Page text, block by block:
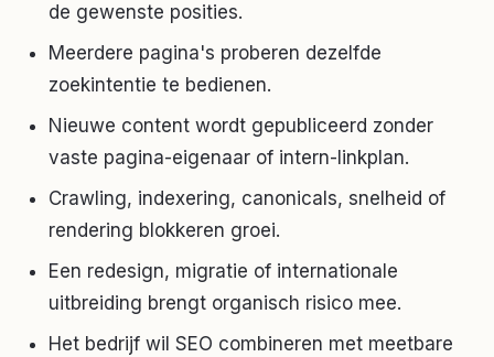
de gewenste posities.
Meerdere pagina's proberen dezelfde
zoekintentie te bedienen.
Nieuwe content wordt gepubliceerd zonder
vaste pagina-eigenaar of intern-linkplan.
Crawling, indexering, canonicals, snelheid of
rendering blokkeren groei.
Een redesign, migratie of internationale
uitbreiding brengt organisch risico mee.
Het bedrijf wil SEO combineren met meetbare